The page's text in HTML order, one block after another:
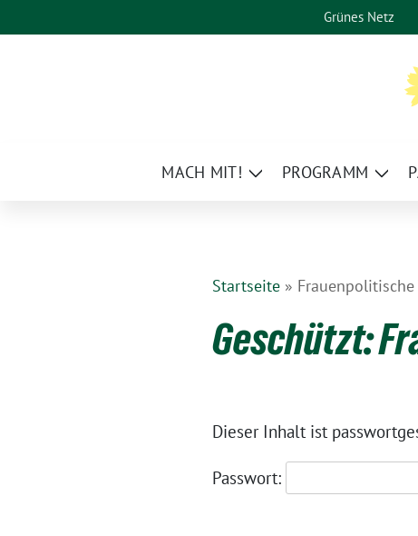
zum
Grünes Netz
MACH MIT!
Zeige
PROGRAMM
Startseite »
Geschützt:
Dieser Inhalt ist
Passwort: